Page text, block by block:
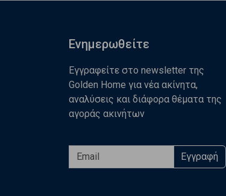
Ενημερωθείτε
Εγγραφείτε στο newsletter της
Golden Home για νέα ακίνητα,
αναλύσεις και διάφορα θέματα της
αγοράς ακινήτων
Εγγραφή